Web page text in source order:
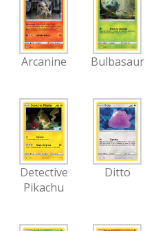
Arcanine Bulbasaur
Detective
Pikachu
Ditto